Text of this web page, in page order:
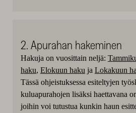
2. Apurahan hakeminen
Hakuja on vuosittain neljä:
haku, Elokuun haku ja Lokakuun
Tässä ohjeistuksessa esiteltyjen
kuluapurahojen lisäksi haettavana
joihin voi tutustua kunkin haun